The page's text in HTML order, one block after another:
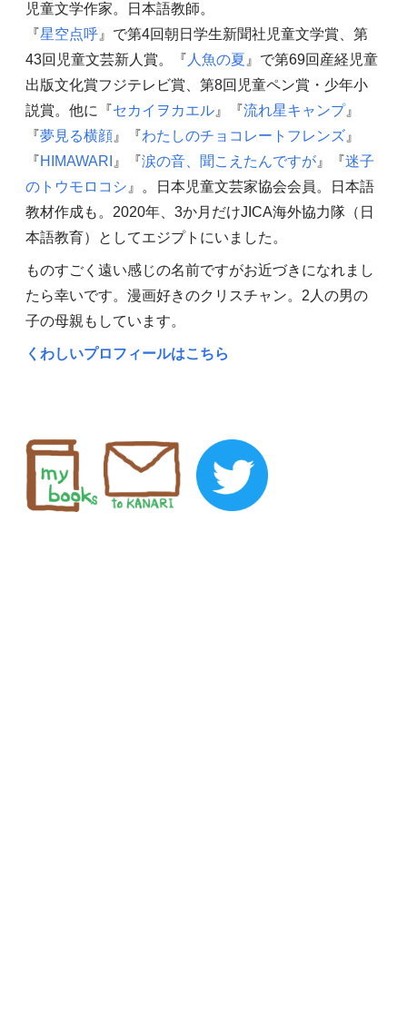
児童文学作家。日本語教師。
『星空点呼』で第4回朝日学生新聞社児童文学賞、第
43回児童文芸新人賞。『 人魚の夏 』で第69回産経児童
出版文化賞フジテレビ賞、第8回児童ペン賞・少年小
説賞。他に『セカイヲカエル』『流れ星キャンプ』
『夢見る横顔』『わたしのチョコレートフレンズ』
『HIMAWARI 』『涙の音、聞こえたんですが』『迷子
のトウモロコシ 』。日本児童文芸家協会会員。日本語
教材作成も。2020年、3か月だけJICA海外協力隊（日
本語教育）としてエジプトにいました。
ものすごく遠い感じの名前ですがお近づきになれまし
たら幸いです。漫画好きのクリスチャン。2人の男の
子の母親もしています。
くわしいプロフィールはこちら